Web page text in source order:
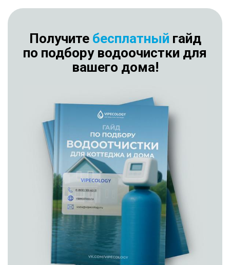
Получите бесплатный гайд
по подбору водоочистки для
вашего дома!